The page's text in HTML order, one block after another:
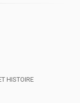
HISTOIRE